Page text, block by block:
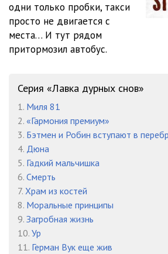
одни только пробки, такси
просто не двигается с
места… И тут рядом
притормозил автобус.
Серия «Лавка дурных снов»
1. Миля 81
2. «Гармония премиум»
3. Бэтмен и Робин вступают в
4. Дюна
5. Гадкий мальчишка
6. Смерть
7. Храм из костей
8. Моральные принципы
9. Загробная жизнь
10. Ур
11. Герман Вук еще жив